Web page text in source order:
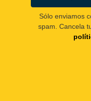
Sólo enviamos
spam. Cancela